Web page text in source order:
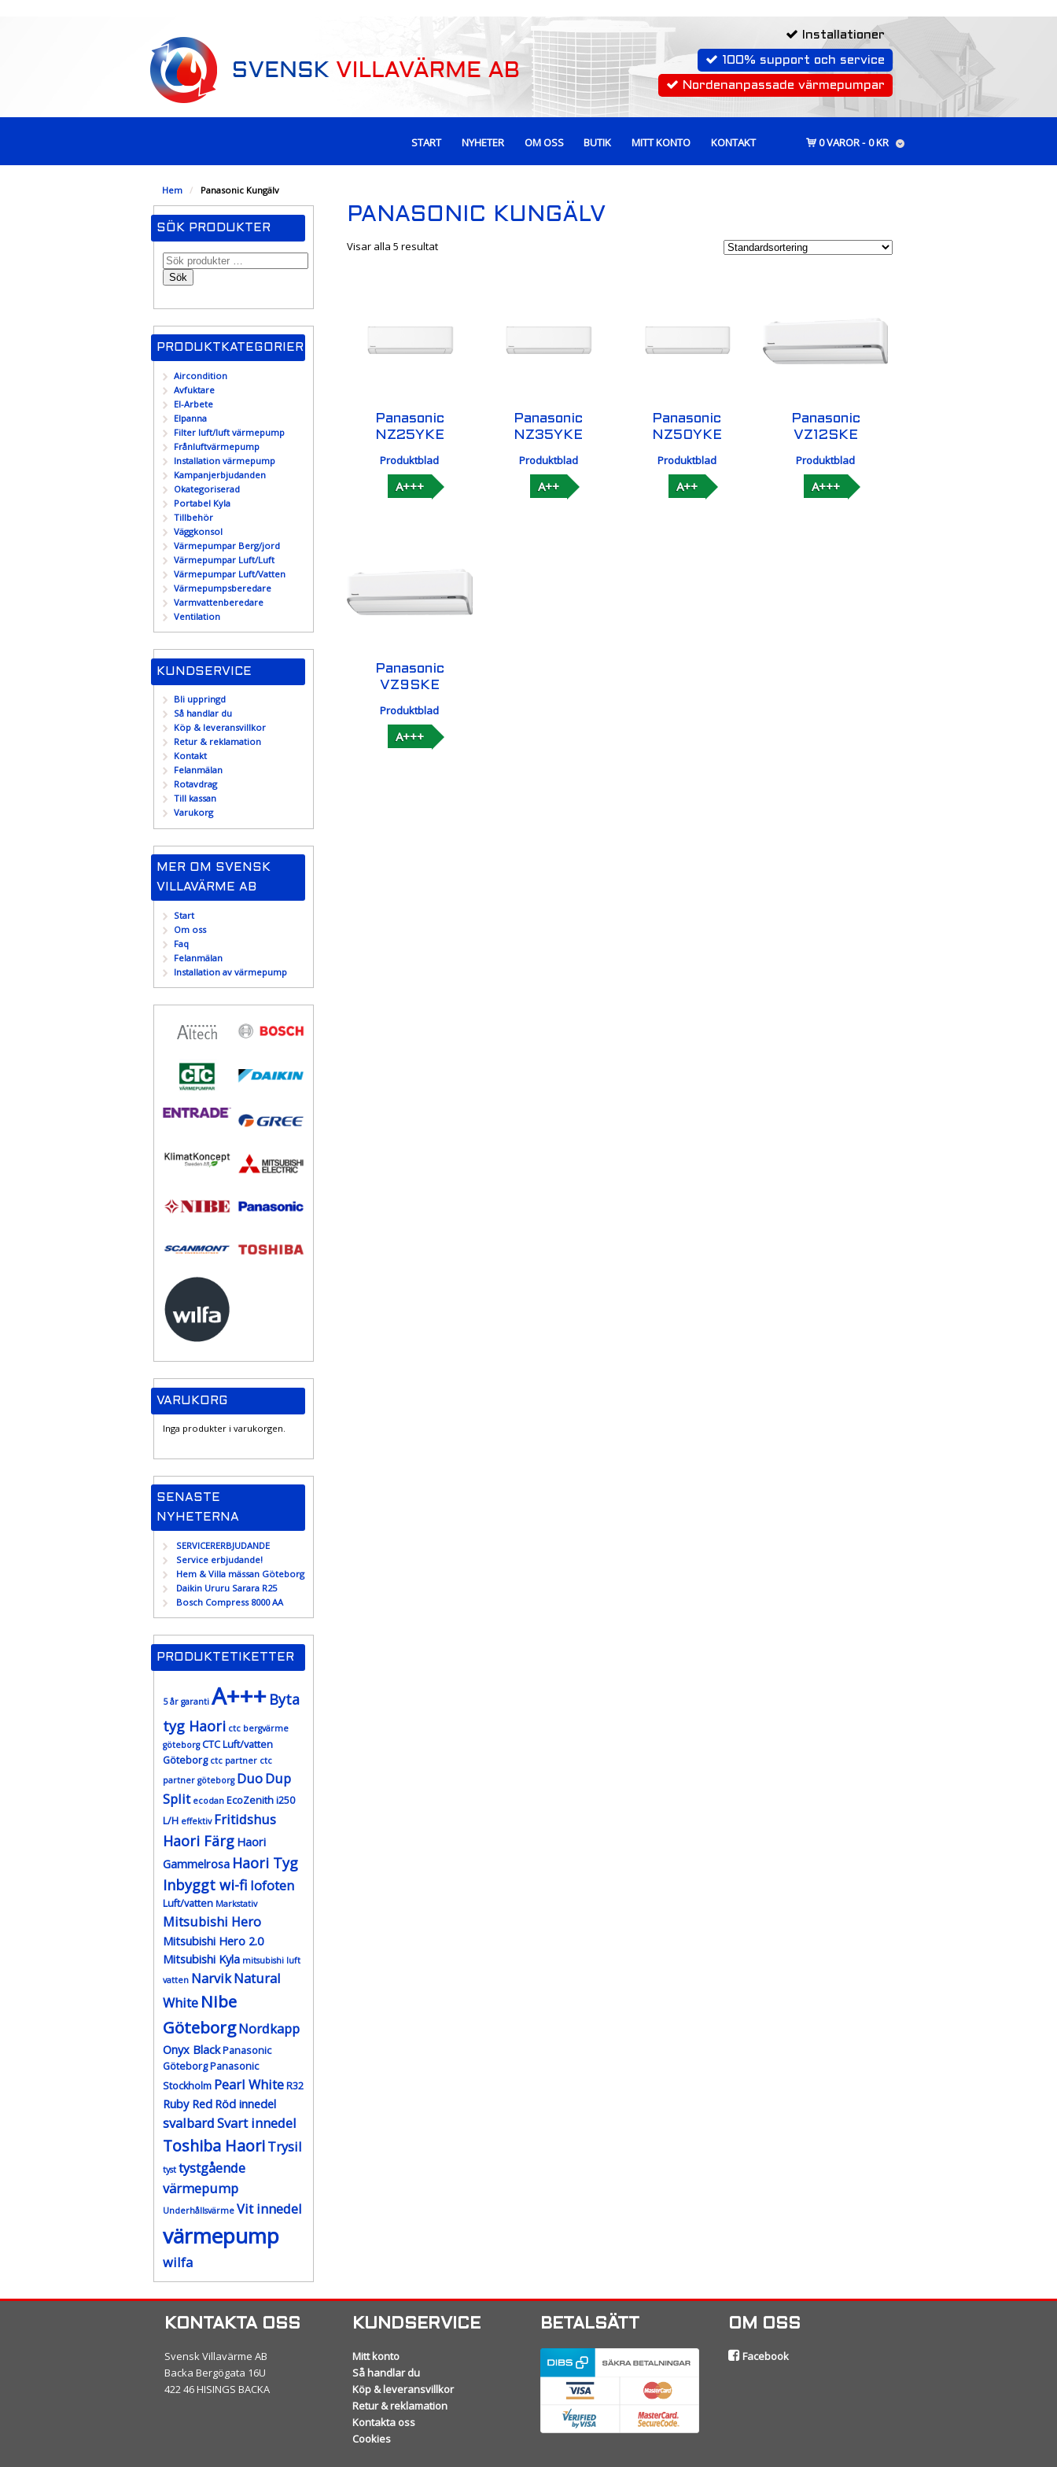
Installationer
100% support och service
Nordenanpassade värmepumpar
START NYHETER OM OSS BUTIK MITT KONTO KONTAKT 0 VAROR 0 KR
Hem / Panasonic Kungälv
PANASONIC KUNGÄLV
Visar alla 5 resultat
Panasonic
NZ25YKE
Produktblad
A+++
Panasonic
NZ35YKE
Produktblad
A++
Panasonic
NZ50YKE
Produktblad
A++
Panasonic
VZ12SKE
Produktblad
A+++
Panasonic
VZ9SKE
Produktblad
A+++
SÖK PRODUKTER
Sök
PRODUKTKATEGORIER
Aircondition
Avfuktare
El-Arbete
Elpanna
Filter luft/luft värmepump
Frånluftvärmepump
Installation värmepump
Kampanjerbjudanden
Okategoriserad
Portabel Kyla
Tillbehör
Väggkonsol
Värmepumpar Berg/jord
Värmepumpar Luft/Luft
Värmepumpar Luft/Vatten
Värmepumpsberedare
Varmvattenberedare
Ventilation
KUNDSERVICE
Bli uppringd
Så handlar du
Köp & leveransvillkor
Retur & reklamation
Kontakt
Felanmälan
Rotavdrag
Till kassan
Varukorg
MER OM SVENSK
VILLAVÄRME AB
Start
Om oss
Faq
Felanmälan
Installation av värmepump
VARUKORG
Inga produkter i varukorgen.
SENASTE
NYHETERNA
SERVICERERBJUDANDE
Service erbjudande!
Hem & Villa mässan Göteborg
Daikin Ururu Sarara R25
Bosch Compress 8000 AA
PRODUKTETIKETTER
5 år garanti A+++ Byta
tyg Haori ctc bergvärme
göteborg CTC Luft/vatten
Göteborg ctc partner ctc
partner göteborg DuoDup
Split ecodan EcoZenith i250
L/H effektiv Fritidshus
Haori Färg Haori
Gammelrosa Haori Tyg
Inbyggt wi-fi lofoten
Luft/vatten Markstativ
Mitsubishi Hero
Mitsubishi Hero 2.0
Mitsubishi Kyla mitsubishi luft
vatten NarvikNatural
White Nibe
GöteborgNordkapp
Onyx Black Panasonic
Göteborg Panasonic
Stockholm Pearl White R32
Ruby Red Röd innedel
svalbardSvart innedel
Toshiba HaoriTrysil
tyst tystgående
värmepump
Underhållsvärme Vit innedel
värmepump
wilfa
KONTAKTA OSS
Svensk Villavärme AB
Backa Bergögata 16U
422 46 HISINGS BACKA
KUNDSERVICE
Mitt konto
Så handlar du
Köp & leveransvillkor
Retur & reklamation
Kontakta oss
Cookies
BETALSÄTT OM OSS
Facebook